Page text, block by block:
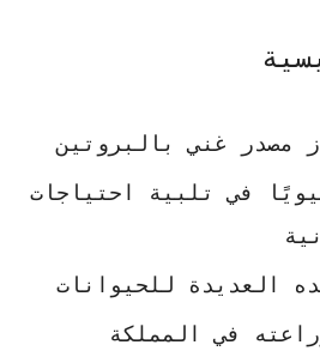
مصدر غني بالبروتين
في تلبية احتياجات
العديدة للحيوانات
في المملكة